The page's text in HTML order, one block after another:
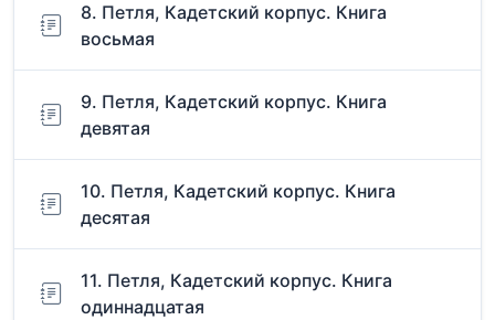
8. Петля, Кадетский корпус. Книга
восьмая
9. Петля, Кадетский корпус. Книга
девятая
10. Петля, Кадетский корпус. Книга
десятая
11. Петля, Кадетский корпус. Книга
одиннадцатая